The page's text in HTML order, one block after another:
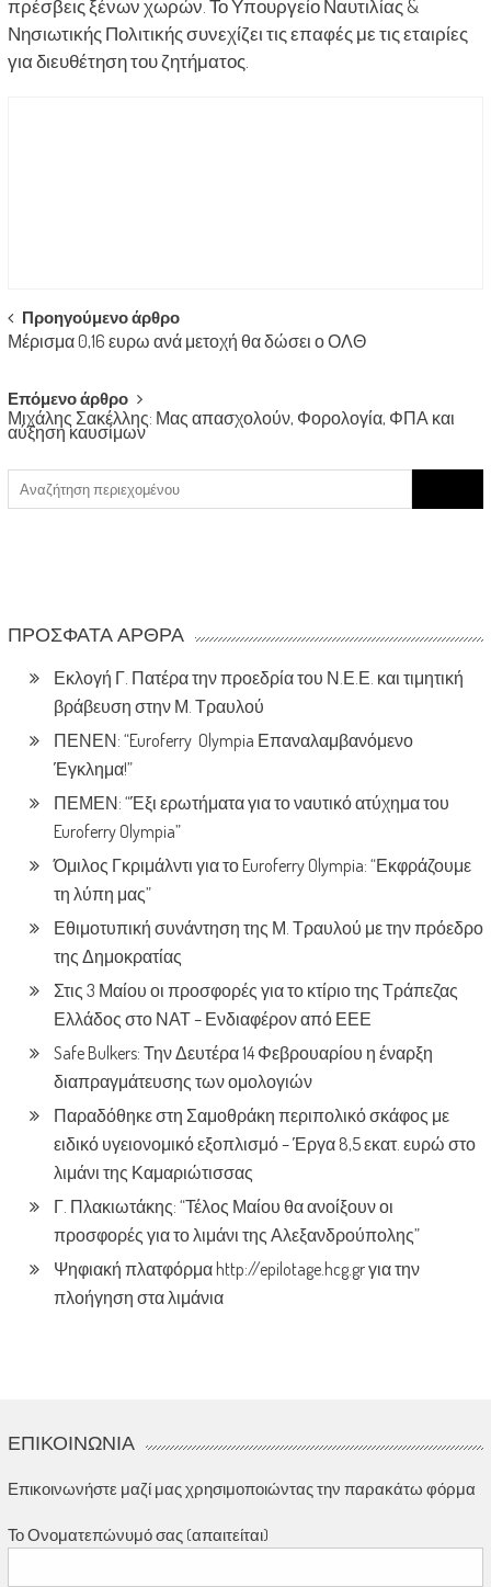
πρέσβεις ξένων χωρών. Το Υπουργείο Ναυτιλίας &
Νησιωτικής Πολιτικής συνεχίζει τις επαφές με τις εταιρίες
για διευθέτηση του ζητήματος.
Post
navigation
Προηγούμενο άρθρο
Μέρισμα 0,16 ευρω ανά μετοχή θα δώσει ο ΟΛΘ
Επόμενο άρθρο
Μιχάλης Σακέλλης: Μας απασχολούν, Φορολογία, ΦΠΑ και
αύξηση καυσίμων
ΠΡΌΣΦΑΤΑ ΆΡΘΡΑ
Εκλογή Γ. Πατέρα την προεδρία του Ν.Ε.Ε. και τιμητική
βράβευση στην Μ. Τραυλού
ΠΕΝΕΝ: “Euroferry Olympia Επαναλαμβανόμενο
Έγκλημα!”
ΠΕΜΕΝ: “Έξι ερωτήματα για το ναυτικό ατύχημα του
Euroferry Olympia”
Όμιλος Γκριμάλντι για το Euroferry Olympia: “Εκφράζουμε
τη λύπη μας”
Εθιμοτυπική συνάντηση της Μ. Τραυλού με την πρόεδρο
της Δημοκρατίας
Στις 3 Μαίου οι προσφορές για το κτίριο της Τράπεζας
Ελλάδος στο ΝΑΤ – Ενδιαφέρον από ΕΕΕ
Safe Bulkers: Την Δευτέρα 14 Φεβρουαρίου η έναρξη
διαπραγμάτευσης των ομολογιών
Παραδόθηκε στη Σαμοθράκη περιπολικό σκάφος με
ειδικό υγειονομικό εξοπλισμό – Έργα 8,5 εκατ. ευρώ στο
λιμάνι της Καμαριώτισσας
Γ. Πλακιωτάκης: “Τέλος Μαίου θα ανοίξουν οι
προσφορές για το λιμάνι της Αλεξανδρούπολης”
Ψηφιακή πλατφόρμα http://epilotage.hcg.gr για την
πλοήγηση στα λιμάνια
ΕΠΙΚΟΙΝΩΝΊΑ
Επικοινωνήστε μαζί μας χρησιμοποιώντας την παρακάτω φόρμα
Το Ονοματεπώνυμό σας (απαιτείται)